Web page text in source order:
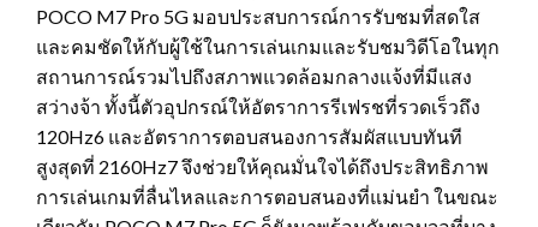
POCO M7 Pro 5G มอบประสบการณ์การรับชมที่สดใส
และคมชัดให้กับผู้ใช้ในการเล่นเกมและรับชมวิดีโอในทุก
สถานการณ์รวมไปถึงสภาพแวดล้อมกลางแจ้งที่มีแสง
สว่างจ้า ทั้งนี้ตัวอุปกรณ์ให้อัตราการรีเฟรชที่รวดเร็วถึง
120Hz6 และอัตราการตอบสนองการสัมผัสแบบทันที
สูงสุดที่ 2160Hz7 จึงช่วยให้คุณมั่นใจได้ถึงประสิทธิภาพ
การเล่นเกมที่ลื่นไหลและการตอบสนองที่แม่นยำ ในขณะ